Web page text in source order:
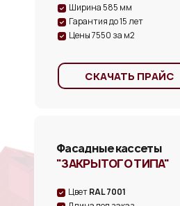
Ширина 585 мм
Гарантия до 15 лет
Цены 7550 за м2
ЦветRAL 7001
СКАЧАТЬ ПРАЙС
Фасадные кассеты
"ЗАКРЫТОГО ТИПА"